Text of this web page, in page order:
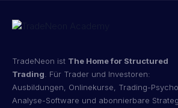
TradeNeon ist The Home for Structured
Trading . Für Trader und Investoren:
Ausbildungen, Onlinekurse, Trading-
Analyse-Software und abonnierbare